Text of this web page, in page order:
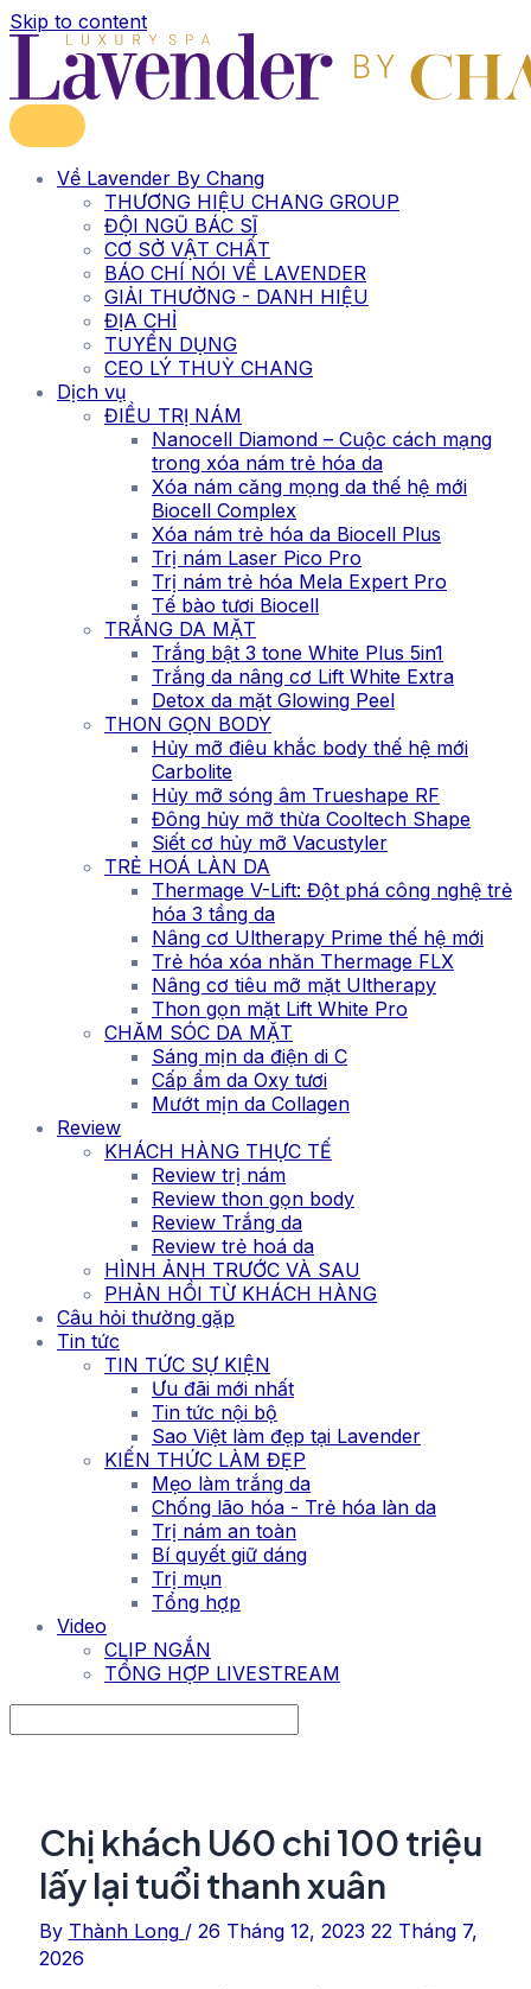
Skip to content
Về Lavender By Chang
THƯƠNG HIỆU CHANG GROUP
ĐỘI NGŨ BÁC SĨ
CƠ SỞ VẬT CHẤT
BÁO CHÍ NÓI VỀ LAVENDER
GIẢI THƯỞNG - DANH HIỆU
ĐỊA CHỈ
TUYỂN DỤNG
CEO LÝ THUỲ CHANG
Dịch vụ
ĐIỀU TRỊ NÁM
Nanocell Diamond – Cuộc cách mạng
trong xóa nám trẻ hóa da
Xóa nám căng mọng da thế hệ mới
Biocell Complex
Xóa nám trẻ hóa da Biocell Plus
Trị nám Laser Pico Pro
Trị nám trẻ hóa Mela Expert Pro
Tế bào tươi Biocell
TRẮNG DA MẶT
Trắng bật 3 tone White Plus 5in1
Trắng da nâng cơ Lift White Extra
Detox da mặt Glowing Peel
THON GỌN BODY
Hủy mỡ điêu khắc body thế hệ mới
Carbolite
Hủy mỡ sóng âm Trueshape RF
Đông hủy mỡ thừa Cooltech Shape
Siết cơ hủy mỡ Vacustyler
TRẺ HOÁ LÀN DA
Thermage V-Lift: Đột phá công nghệ trẻ
hóa 3 tầng da
Nâng cơ Ultherapy Prime thế hệ mới
Trẻ hóa xóa nhăn Thermage FLX
Nâng cơ tiêu mỡ mặt Ultherapy
Thon gọn mặt Lift White Pro
CHĂM SÓC DA MẶT
Sáng mịn da điện di C
Cấp ẩm da Oxy tươi
Mướt mịn da Collagen
Review
KHÁCH HÀNG THỰC TẾ
Review trị nám
Review thon gọn body
Review Trắng da
Review trẻ hoá da
HÌNH ẢNH TRƯỚC VÀ SAU
PHẢN HỒI TỪ KHÁCH HÀNG
Câu hỏi thường gặp
Tin tức
TIN TỨC SỰ KIỆN
Ưu đãi mới nhất
Tin tức nội bộ
Sao Việt làm đẹp tại Lavender
KIẾN THỨC LÀM ĐẸP
Mẹo làm trắng da
Chống lão hóa - Trẻ hóa làn da
Trị nám an toàn
Bí quyết giữ dáng
Trị mụn
Tổng hợp
Video
CLIP NGẮN
TỔNG HỢP LIVESTREAM
Chị khách U60 chi 100 triệu
lấy lại tuổi thanh xuân
By Thành Long / 26 Tháng 12, 2023 22 Tháng 7,
2026